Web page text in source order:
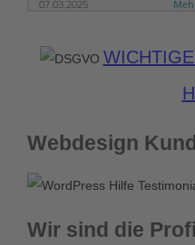
Webdesign
Wir sind die